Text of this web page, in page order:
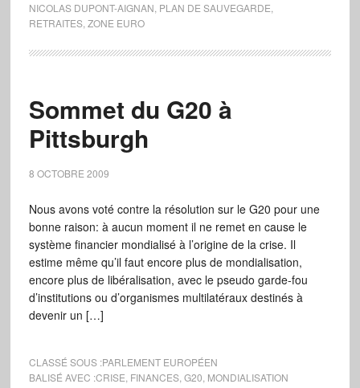
NICOLAS DUPONT-AIGNAN PLAN DE SAUVEGARDE
RETRAITES, ZONE EURO
Sommet du G20 à
Pittsburgh
8 OCTOBRE 2009
Nous avons voté contre la résolution sur le G20 pour une
bonne raison: à aucun moment il ne remet en cause le
système financier mondialisé à l’origine de la crise. Il
estime même qu’il faut encore plus de mondialisation,
encore plus de libéralisation, avec le pseudo garde-fou
d’institutions ou d’organismes multilatéraux destinés à
devenir un […]
CLASSÉ SOUS :PARLEMENT EUROPÉEN
BALISÉ AVEC :CRISE FINANCES, G20 MONDIALISATION